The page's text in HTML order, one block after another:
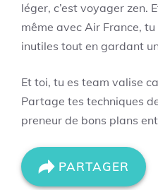
léger, c’est voyager zen.
même avec Air France,
inutiles tout en gardant
Et toi, tu es team valise
Partage tes techniques
preneur de bons plans
PARTAGER